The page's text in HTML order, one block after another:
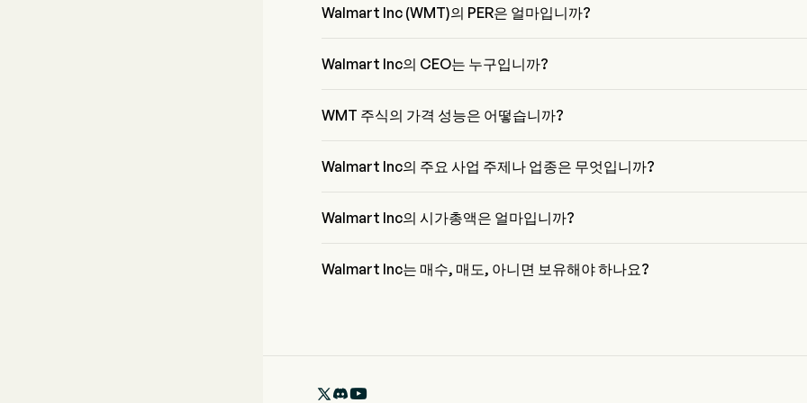
Walmart Inc (WMT)의 PER은 얼마입니까?
Walmart Inc의 CEO는 누구입니까?
WMT 주식의 가격 성능은 어떻습니까?
Walmart Inc의 주요 사업 주제나 업종은 무엇입니까?
Walmart Inc의 시가총액은 얼마입니까?
Walmart Inc는 매수, 매도, 아니면 보유해야 하나요?
